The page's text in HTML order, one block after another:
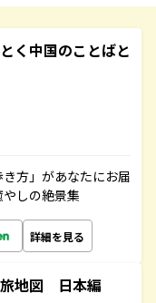
く中国のことばと
方」があなたにお届
しの絶景集
詳細を見る
地図 日本編